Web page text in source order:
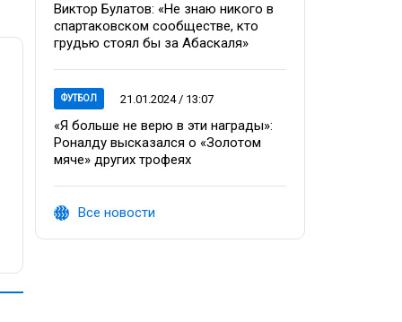
Виктор Булатов: «Не знаю никого в
спартаковском сообществе, кто
грудью стоял бы за Абаскаля»
ФУТБОЛ 21.01.2024 / 13:07
«Я больше не верю в эти награды»:
Роналду высказался о «Золотом
мяче» других трофеях
Все новости